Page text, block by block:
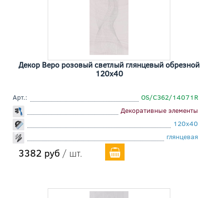
Декор Веро розовый светлый глянцевый обрезной
120x40
Арт.:
OS/C362/14071R
Декоративные элементы
120x40
глянцевая
3382 руб / шт.